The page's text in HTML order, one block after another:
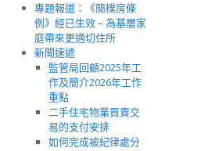
專題報道：《簡樸房條
例》經已生效 – 為基層家
庭帶來更適切住所
新聞速遞
監管局回顧2025年工
作及簡介2026年工作
重點
二手住宅物業買賣交
易的支付安排
如何完成被紀律處分